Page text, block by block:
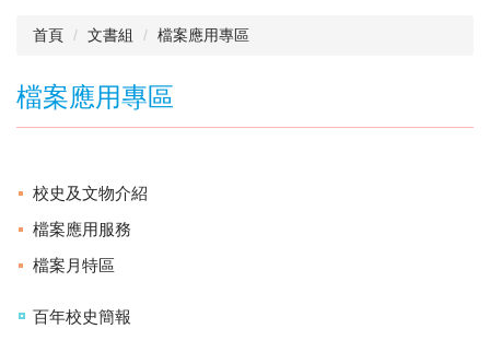
首頁 文書組 檔案應用專區
檔案應用專區
校史及文物介紹
檔案應用服務
檔案月特區
百年校史簡報